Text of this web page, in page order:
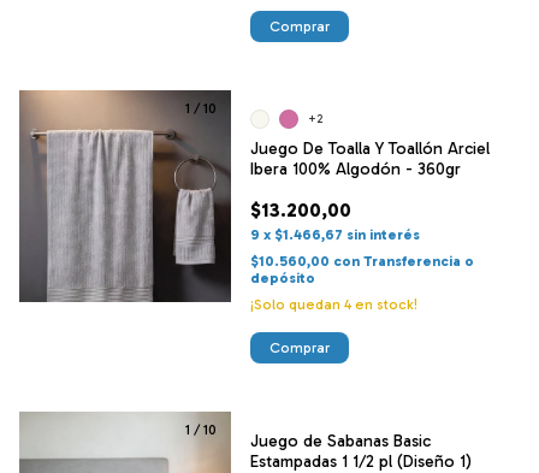
Comprar
1 / 10
Juego De Toalla Y Toallón Arciel
Ibera 100% Algodón - 360gr
$13.200,00
9 x $1.466,67 sin interés
$10.560,00 con Transferencia o
depósito
¡Solo quedan 4en stock!
+2
Comprar
1 /10
Juego de Sabanas Basic
Estampadas 1 1/2 pl (Diseño 1)